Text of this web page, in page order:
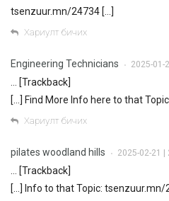
tsenzuur.mn/24734 […]
Хариулт бичих
Engineering Technicians • 2025-01-
… [Trackback]
[…] Find More Info here to that
Хариулт бичих
pilates woodland hills • 2025-02-21 |
… [Trackback]
[…] Info to that Topic: tsenzuur.mn/